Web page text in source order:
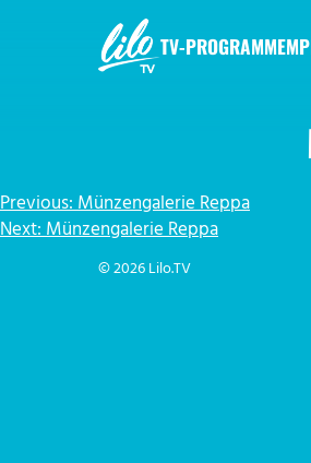
TV-PROGRAMM
BEITRAGSNAVIGATION
Previous:Münzengalerie Reppa
Next:Münzengalerie Reppa
© 2026 Lilo.TV